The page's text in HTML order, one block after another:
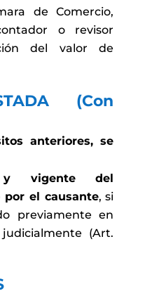
de Comercio,
o revisor
del valor de
(Con
anteriores, se
y vigente del
el causante, si
previamente en
(Art.